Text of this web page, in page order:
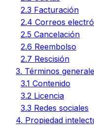
2.3 Facturación
2.4 Correos
2.5 Cancelación
2.6 Reembolso
2.7 Rescisión
3. Términos
3.1 Contenido
3.2 Licencia
3.3 Redes sociales
4. Propiedad